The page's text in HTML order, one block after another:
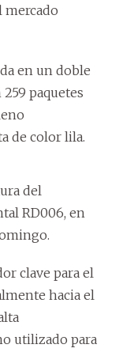
mercado
en un doble
paquetes
de color lila.
del
RD006, en
clave para el
hacia el
utilizado para